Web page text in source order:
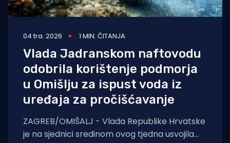
04 tra. 2026 1 MIN. ČITANJA
Vlada Jadranskom naftovodu
odobrila korištenje podmorja
u Omišlju za ispust voda iz
uređaja za pročišćavanje
ZAGREB/OMIŠALJ - Vlada Republike Hrvatske
je na sjednici sredinom ovog tjedna usvojila